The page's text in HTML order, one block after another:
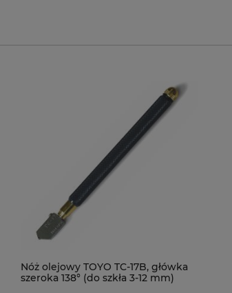
Nóż olejowy TOYO TC-17B, główka
szeroka 138° (do szkła 3-12 mm)